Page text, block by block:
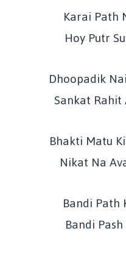
Karai Path
Hoy Putr
Dhoopadik
Sankat Rahit
Bhakti Matu
Nikat Na
Bandi Path
Bandi